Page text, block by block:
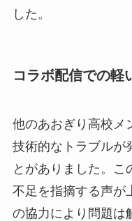
した。
コラボ配信での軽
他のあおぎり高校メ
技術的なトラブルが
とがありました。こ
不足を指摘する声が
の協力により問題は